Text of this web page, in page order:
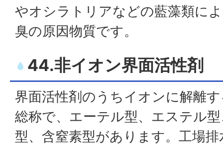
やオシラトリアなどの藍藻類に
臭の原因物質です。
44.非イオン界面活性剤
界面活性剤のうちイオンに解離
総称で、エーテル型、エステル
型、含窒素型があります。工場